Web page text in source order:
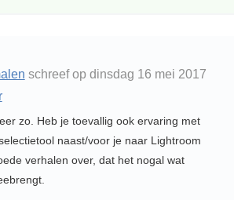
schreef op dinsdag 16 mei 2017
zo. Heb je toevallig ook ervaring met
naast/voor je naar Lightroom
verhalen over, dat het nogal wat